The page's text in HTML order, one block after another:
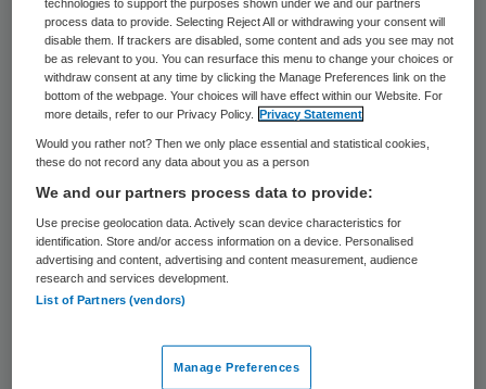
gelegenheid om in een korte, een minuut
durende pitch hun ideeën te ontvouwen.
Gezien het internationel karakter van TEDx
moeten sprekers hun pitch in het Engels
doen. Degene die het beste, slimste of
meest innovatieve idee heeft, mag dit
uiteindelijk uitgebreider presenteren op
TEDxMaastrichtop 4 april 2011 in het
Theater aan het Vrijthof. Skipr mag als
mediapartner daarnaast vijf kaarten
technologies to support the purposes shown under we and our partners
process data to provide. Selecting Reject All or withdrawing your consent will
disable them. If trackers are disabled, some content and ads you see may not
be as relevant to you. You can resurface this menu to change your choices or
withdraw consent at any time by clicking the Manage Preferences link on the
bottom of the webpage. Your choices will have effect within our Website. For
more details, refer to our Privacy Policy.
Privacy Statement
Would you rather not? Then we only place essential and statistical cookies,
these do not record any data about you as a person
We and our partners process data to provide:
Use precise geolocation data. Actively scan device characteristics for
identification. Store and/or access information on a device. Personalised
advertising and content, advertising and content measurement, audience
research and services development.
List of Partners (vendors)
Manage Preferences